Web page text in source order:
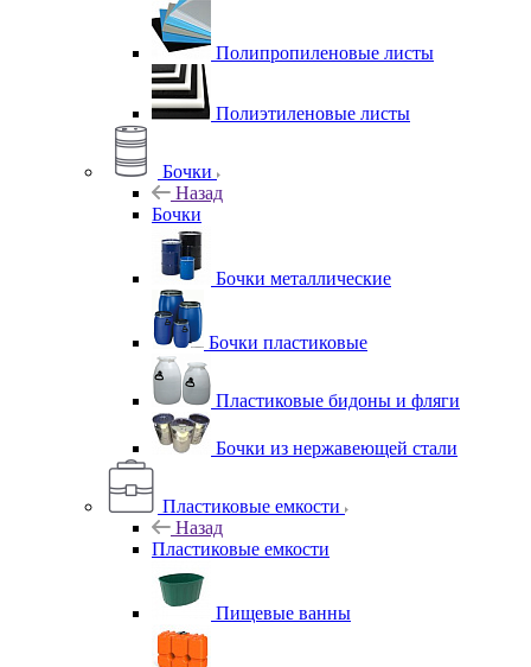
Полипропиленовые листы
Полиэтиленовые листы
Бочки
Назад
Бочки
Бочки металлические
Бочки пластиковые
Пластиковые бидоны и фляги
Бочки из нержавеющей стали
Пластиковые емкости
Назад
Пластиковые емкости
Пищевые ванны